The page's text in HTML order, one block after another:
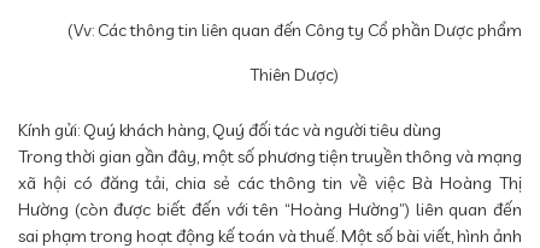
(Vv: Các thông tin liên quan đến Công ty Cổ phần Dược phẩm
Thiên Dược)
Kính gửi: Quý khách hàng, Quý đối tác và người tiêu dùng
Trong thời gian gần đây, một số phương tiện truyền thông và mạng
xã hội có đăng tải, chia sẻ các thông tin về việc Bà Hoàng Thị
Hường (còn được biết đến với tên “Hoàng Hường”) liên quan đến
sai phạm trong hoạt động kế toán và thuế. Một số bài viết, hình ảnh